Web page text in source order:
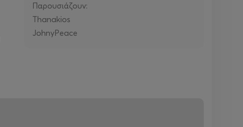
Παρουσιάζουν:
Thanakios
JohnyPeace